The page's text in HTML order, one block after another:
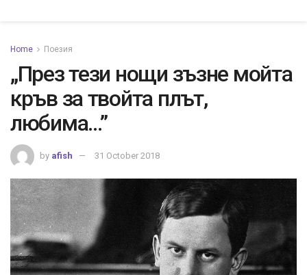
Home Поезия
„През тези нощи зъзне мойта
кръв за твойта плът,
любима…”
by afish 31 October 2018